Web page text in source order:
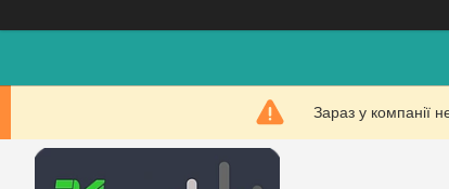
Зараз у компанії